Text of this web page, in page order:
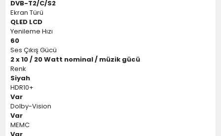
DVB-T2/C/S2
Ekran Türü
QLED LCD
Yenileme Hızı
60
Ses Çıkış Gücü
2 x 10 / 20 Watt nominal / müzik gücü
Renk
Siyah
HDR10+
Var
Dolby-Vision
Var
MEMC